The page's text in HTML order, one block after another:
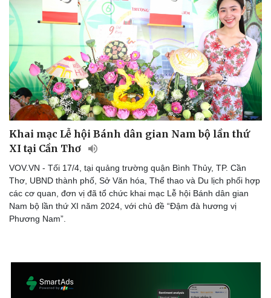
Sức khỏe
Dinh dưỡng - món ngon
Cây thuốc
Sản phụ khoa
Nhi khoa
Nam khoa
Làm đẹp - giảm cân
Phòng mạch online
Ăn sạch sống khỏe
Đời sống
Nhà đẹp
Blog
Khai mạc Lễ hội Bánh dân gian Nam bộ lần thứ
XI tại Cần Thơ
VOV.VN - Tối 17/4, tại quảng trường quận Bình Thủy, TP. Cần
Thơ, UBND thành phố, Sở Văn hóa, Thể thao và Du lịch phối hợp
các cơ quan, đơn vị đã tổ chức khai mạc Lễ hội Bánh dân gian
Nam bộ lần thứ XI năm 2024, với chủ đề “Đậm đà hương vị
Phương Nam”.